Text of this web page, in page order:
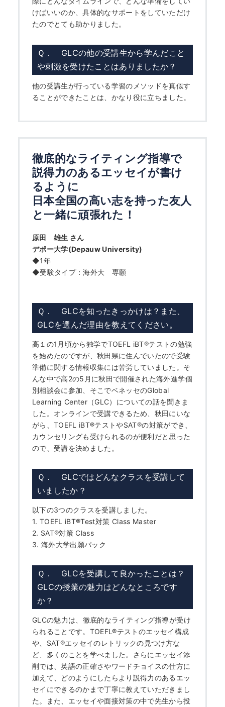
けばいいのか、具体的なサポートをしていただけ
たのでとても助かりました。
Ｑ． GLCの他の受講生から学んだこと
や刺激を受けたことはありましたか？
他の受講生が行っている学習のメソッドを真似す
ることができたことは、かなり役に立ちました。
徹底的なライティング指導で
説得力のあるエッセイが書け
るように
日本全国の高い志を持った友人
と一緒に頑張れた！
原田 雄生 さん
デポー大学(Depauw University)
◆1年
◆受験タイプ：海外大 専願
Ｑ． GLCを知ったきっかけは？また、
GLCを選んだ理由を教えてください。
高１の1月頃から独学でTOEFL iBT®テストの勉強
を始めたのですが、秋田県に住んでいたので受験
準備に関する情報収集には苦労していました。そ
んな中で高2の5月に秋田で開催された海外進学個
別相談会に参加、そこでベネッセのGlobal
Learning Center（GLC）についての話を聞きま
した。オンラインで受講できるため、秋田にいな
がら、TOEFL iBT®テストやSAT®の対策ができ、
カウンセリングも受けられるのが便利だと思った
ので、受講を決めました。
Ｑ． GLCではどんなクラスを受講して
いましたか？
以下の3つのクラスを受講しました。
1. TOEFL iBT®Test対策 Class Master
2. SAT®対策 Class
3. 海外大学出願パック
Ｑ． GLCを受講して良かったことは？
GLCの授業の魅力はどんなところです
か？
GLCの魅力は、徹底的なライティング指導が受け
られることです。TOEFL®テストのエッセイ構成
や、SAT®エッセイのレトリックの見つけ方な
ど、多くのことを学べました。さらにエッセイ添
削では、英語の正確さやワードチョイスの仕方に
加えて、どのようにしたらより説得力のあるエッ
セイにできるのかまで丁寧に教えていただきまし
た。また、エッセイや面接対策の中で先生から投